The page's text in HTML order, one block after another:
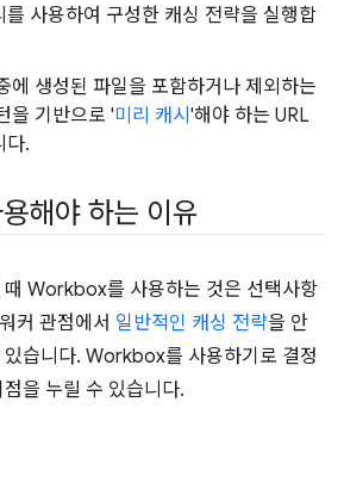
를 사용하여 구성한 캐싱 전략을 실행합
에 생성된 파일을 포함하거나 제외하는
을 기반으로 '미리 캐시 '해야 하는 URL
다.
해야 하는 이유
때 Workbox를 사용하는 것은 선택사항
커 관점에서 일반적인 캐싱 전략을 안
있습니다. Workbox를 사용하기로 결정
을 누릴 수 있습니다.